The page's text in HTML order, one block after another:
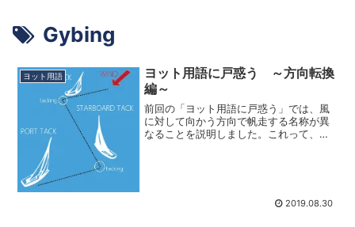
Gybing
ヨット用語
ヨット用語に戸惑う ～方向転換
編～
前回の「ヨット用語に戸惑う」では、風
に対して向かう方向で帆走する名称が異
なることを説明しました。これって、セ
2019.08.30